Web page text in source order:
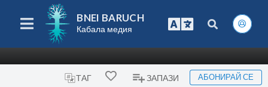
BNEI BARUCH
Кабала медия
ТАГ ЗАПАЗИ АБОНИРАЙ СЕ